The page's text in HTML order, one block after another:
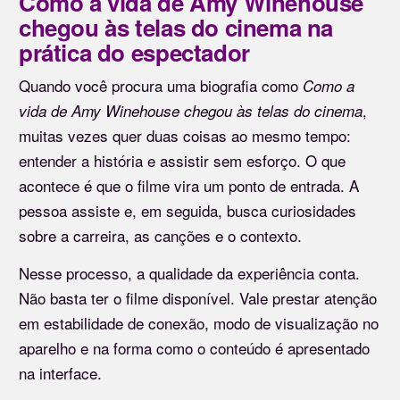
chegou às telas do cinema na
prática do espectador
Quando você procura uma biografia como Como a
vida de Amy Winehouse chegou às telas do cinema,
muitas vezes quer duas coisas ao mesmo tempo:
entender a história e assistir sem esforço. O que
acontece é que o filme vira um ponto de entrada. A
pessoa assiste e, em seguida, busca curiosidades
sobre a carreira, as canções e o contexto.
Nesse processo, a qualidade da experiência conta.
Não basta ter o filme disponível. Vale prestar atenção
em estabilidade de conexão, modo de visualização no
aparelho e na forma como o conteúdo é apresentado
na interface.